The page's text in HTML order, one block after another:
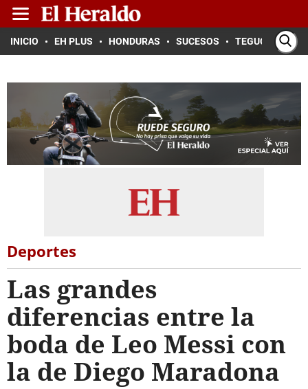
INICIO EH PLUS HONDURAS SUCESOS TEGUCIGALPA
Deportes
Las grandes
diferencias entre la
boda de Leo Messi con
la de Diego Maradona